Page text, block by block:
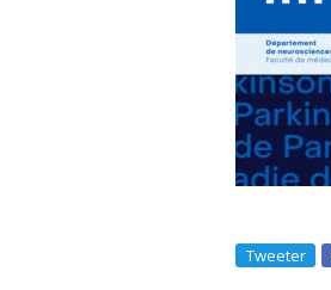
Tweeter